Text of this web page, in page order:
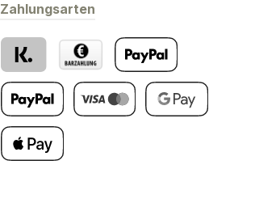
Zahlungsarten
PayPal
Später Bezahlen
Klarna Barzahlung bei Abholung